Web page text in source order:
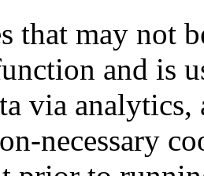
that may not
and is
via analytics,
necessary